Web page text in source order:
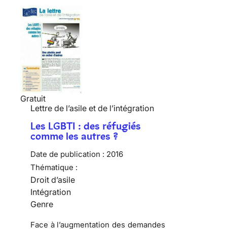
Gratuit
Lettre de l’asile et de l’intégration
Les LGBTI : des réfugiés
comme les autres ?
Date de publication : 2016
Thématique :
Droit d’asile
Intégration
Genre
Face à l’augmentation des demandes